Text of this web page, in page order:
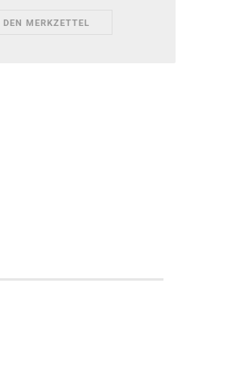
DEN MERKZETTEL